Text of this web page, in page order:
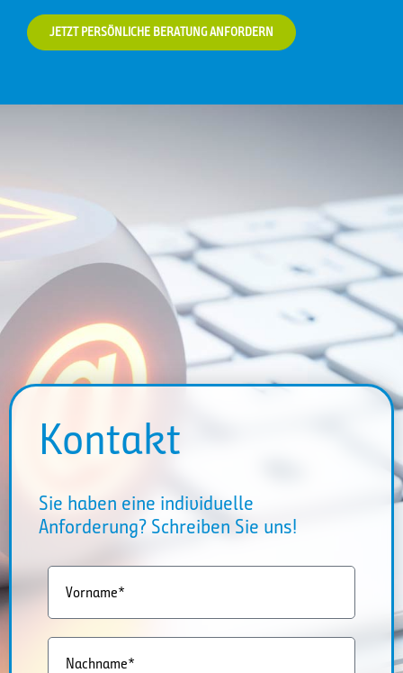
JETZT PERSÖNLICHE BERATUNG ANFORDERN
Kontakt
Sie haben eine individuelle
Anforderung? Schreiben Sie uns!
Vorname*
Nachname*